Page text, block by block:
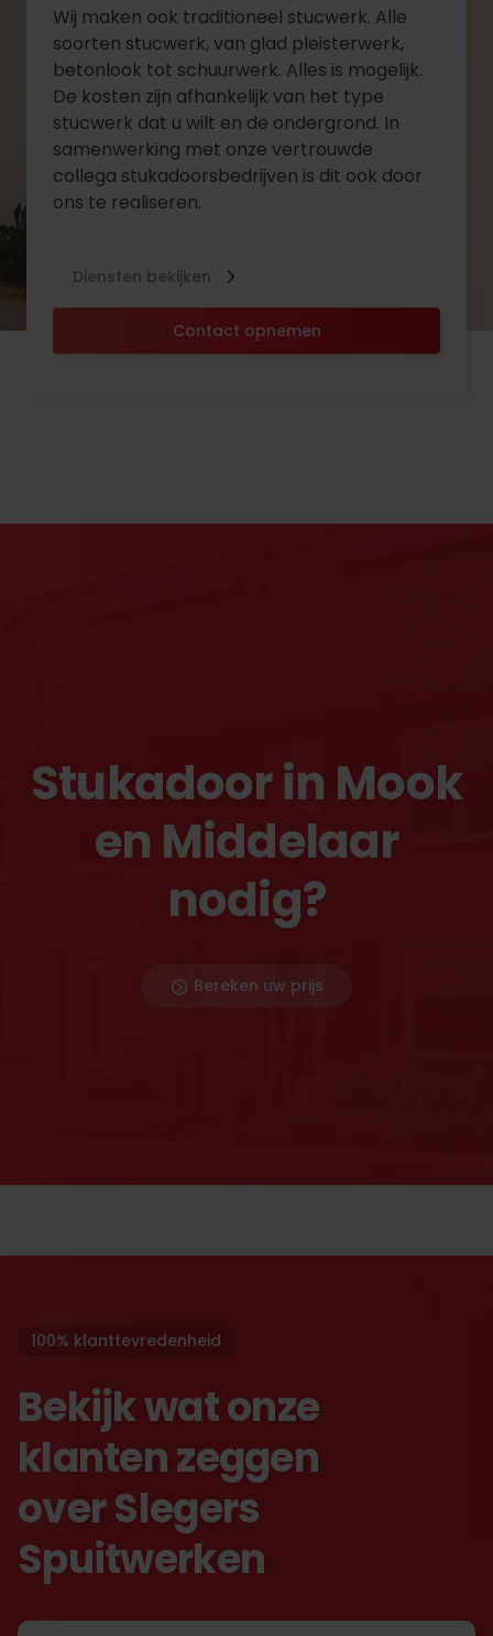
Wij maken ook traditioneel stucwerk. Alle
soorten stucwerk, van glad pleisterwerk,
betonlook tot schuurwerk. Alles is mogelijk.
De kosten zijn afhankelijk van het type
stucwerk dat u wilt en de ondergrond. In
samenwerking met onze vertrouwde
collega stukadoorsbedrijven is dit ook door
ons te realiseren.
Contact opnemen
Diensten bekijken
Stukadoor in Mook
en Middelaar
nodig?
Bereken uw prijs
100% klanttevredenheid
Bekijk wat onze
klanten zeggen
over Slegers
Spuitwerken